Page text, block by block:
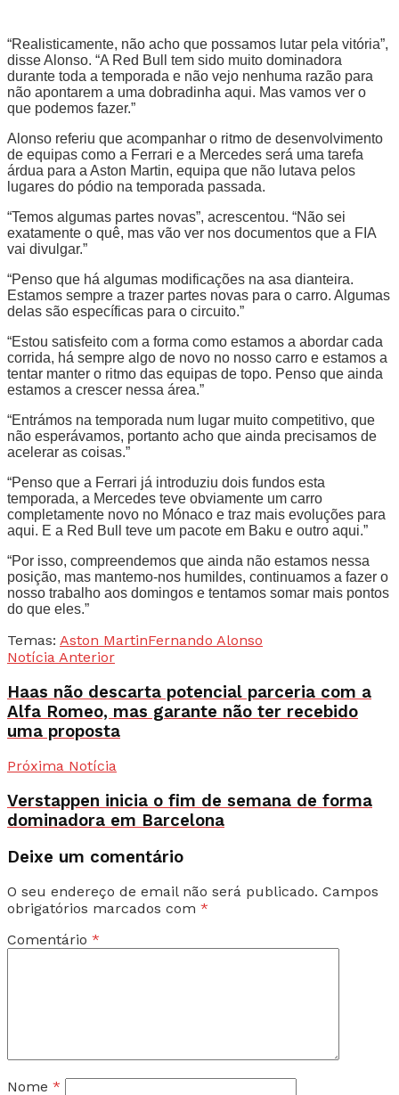
“Realisticamente, não acho que possamos lutar pela vitória”,
disse Alonso. “A Red Bull tem sido muito dominadora
durante toda a temporada e não vejo nenhuma razão para
não apontarem a uma dobradinha aqui. Mas vamos ver o
que podemos fazer.”
Alonso referiu que acompanhar o ritmo de desenvolvimento
de equipas como a Ferrari e a Mercedes será uma tarefa
árdua para a Aston Martin, equipa que não lutava pelos
lugares do pódio na temporada passada.
“Temos algumas partes novas”, acrescentou. “Não sei
exatamente o quê, mas vão ver nos documentos que a FIA
vai divulgar.”
“Penso que há algumas modificações na asa dianteira.
Estamos sempre a trazer partes novas para o carro. Algumas
delas são específicas para o circuito.”
“Estou satisfeito com a forma como estamos a abordar cada
corrida, há sempre algo de novo no nosso carro e estamos a
tentar manter o ritmo das equipas de topo. Penso que ainda
estamos a crescer nessa área.”
“Entrámos na temporada num lugar muito competitivo, que
não esperávamos, portanto acho que ainda precisamos de
acelerar as coisas.”
“Penso que a Ferrari já introduziu dois fundos esta
temporada, a Mercedes teve obviamente um carro
completamente novo no Mónaco e traz mais evoluções para
aqui. E a Red Bull teve um pacote em Baku e outro aqui.”
“Por isso, compreendemos que ainda não estamos nessa
posição, mas mantemo-nos humildes, continuamos a fazer o
nosso trabalho aos domingos e tentamos somar mais pontos
do que eles.”
Temas: Aston MartinFernando Alonso
Notícia Anterior
Haas não descarta potencial parceria com a
Alfa Romeo, mas garante não ter recebido
uma proposta
Próxima Notícia
Verstappen inicia o fim de semana de forma
dominadora em Barcelona
Deixe um comentário
O seu endereço de email não será publicado. Campos
obrigatórios marcados com *
Comentário *
Nome *